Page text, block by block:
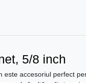
5/8 inch
este accesoriul perfect